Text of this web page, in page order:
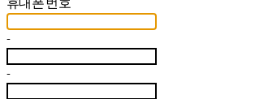
-
-